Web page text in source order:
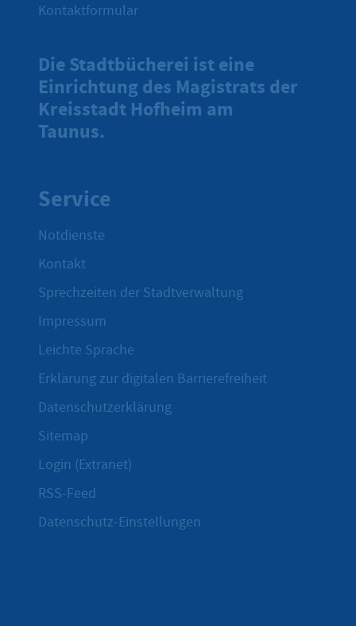
Kontaktformular
Die Stadtbücherei ist eine
Einrichtung des Magistrats der
Kreisstadt Hofheim am
Taunus.
Service
Notdienste
Kontakt
Sprechzeiten der Stadtverwaltung
Impressum
Leichte Sprache
Erklärung zur digitalen Barrierefreiheit
Datenschutzerklärung
Sitemap
Login (Extranet)
RSS-Feed
Datenschutz-Einstellungen